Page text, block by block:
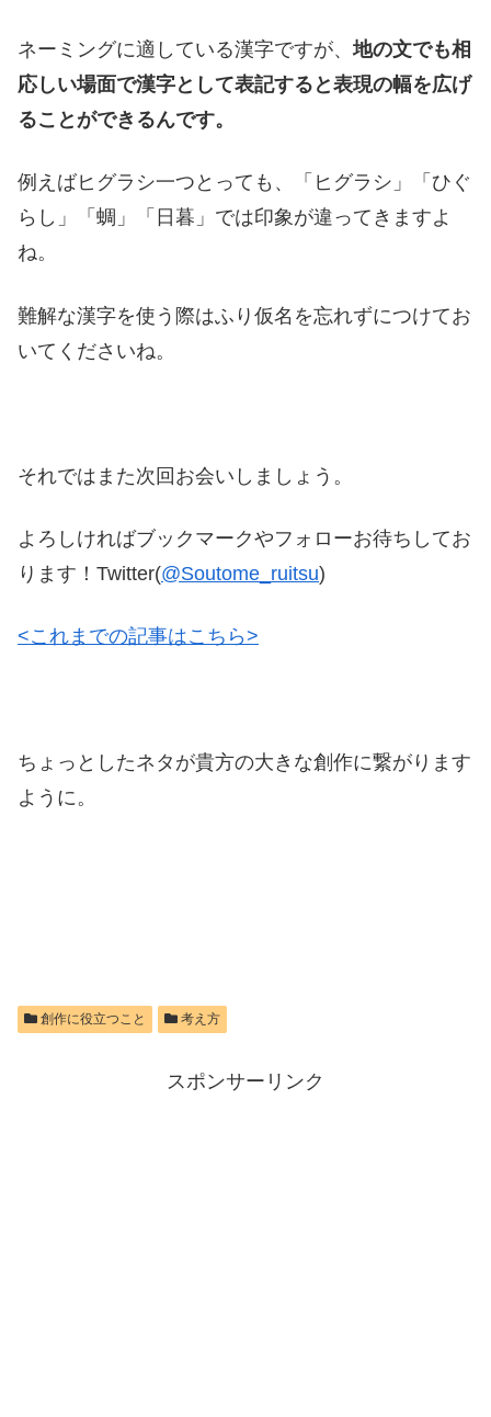
ネーミングに適している漢字ですが、地の文でも相
応しい場面で漢字として表記すると表現の幅を広げ
ることができるんです。
例えばヒグラシ一つとっても、「ヒグラシ」「ひぐ
らし」「蜩」「日暮」では印象が違ってきますよ
ね。
難解な漢字を使う際はふり仮名を忘れずにつけてお
いてくださいね。
それではまた次回お会いしましょう。
よろしければブックマークやフォローお待ちしてお
ります！Twitter(@Soutome_ruitsu)
<これまでの記事はこちら>
ちょっとしたネタが貴方の大きな創作に繋がります
ように。
創作に役立つこと 考え方
スポンサーリンク